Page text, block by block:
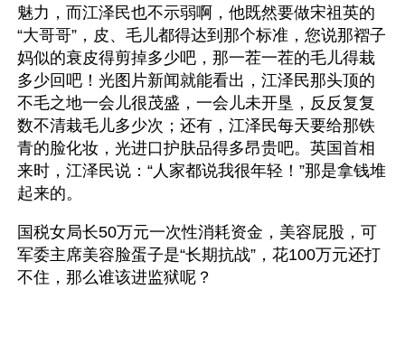
魅力，而江泽民也不示弱啊，他既然要做宋祖英的
“大哥哥”，皮、毛儿都得达到那个标准，您说那褶子
妈似的衰皮得剪掉多少吧，那一茬一茬的毛儿得栽
多少回吧！光图片新闻就能看出，江泽民那头顶的
不毛之地一会儿很茂盛，一会儿未开垦，反反复复
数不清栽毛儿多少次；还有，江泽民每天要给那铁
青的脸化妆，光进口护肤品得多昂贵吧。英国首相
来时，江泽民说：“人家都说我很年轻！”那是拿钱堆
起来的。
国税女局长50万元一次性消耗资金，美容屁股，可
军委主席美容脸蛋子是“长期抗战”，花100万元还打
不住，那么谁该进监狱呢？